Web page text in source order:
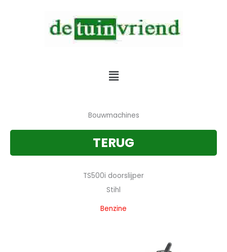
Menu
Bouwmachines
TERUG
TS500i doorslijper
Stihl
Benzine